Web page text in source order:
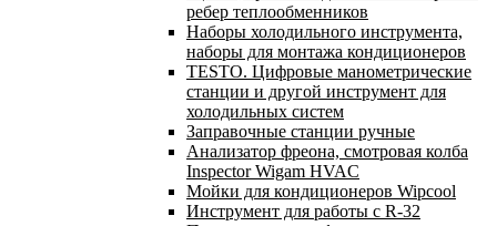
ребер теплообменников
Наборы холодильного инструмента,
наборы для монтажа кондиционеров
TESTO. Цифровые манометрические
станции и другой инструмент для
холодильных систем
Заправочные станции ручные
Анализатор фреона, смотровая колба
Inspector Wigam HVAC
Мойки для кондиционеров Wipcool
Инструмент для работы с R-32